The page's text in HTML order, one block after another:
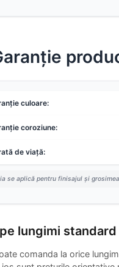
culoare:
coroziune:
de viață:
se aplică pentru finisajul și
lungimi standard
comanda la orice